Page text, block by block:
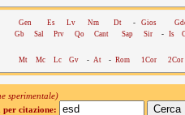
Gen Es Lv Nm Dt - Gios
Gb Sal Prv Qo Cant Sap Sir - Is
Mt Mc Lc Gv - At - Rom 1Cor 2Cor
sperimentale)
per citazione: